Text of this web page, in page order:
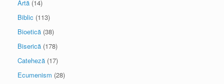
Artă (14)
Biblic (113)
Bioetică (38)
Biserică (178)
Cateheză (17)
Ecumenism (28)